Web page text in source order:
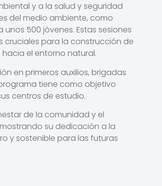
y a la salud y seguridad
del medio ambiente, como
500 jóvenes. Estas sesiones
cruciales para la construcción de
el entorno natural.
en primeros auxilios, brigadas
tiene como objetivo
centros de estudio.
de la comunidad y el
su dedicación a la
y sostenible para las futuras